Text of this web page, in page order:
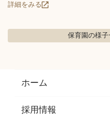
詳細をみる
保育園の様子
ホーム
採用情報